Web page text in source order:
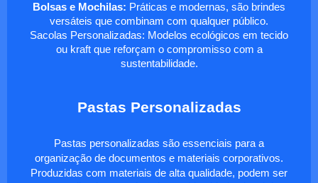
Bolsas e Mochilas: Práticas e modernas, são brindes
versáteis que combinam com qualquer público.
Sacolas Personalizadas: Modelos ecológicos em tecido
ou kraft que reforçam o compromisso com a
sustentabilidade.
Pastas Personalizadas
Pastas personalizadas são essenciais para a
organização de documentos e materiais corporativos.
Produzidas com materiais de alta qualidade, podem ser